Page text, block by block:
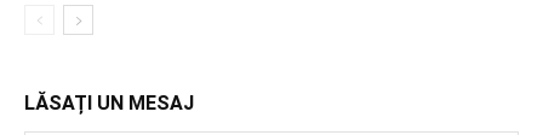
LĂSAȚI UN MESAJ